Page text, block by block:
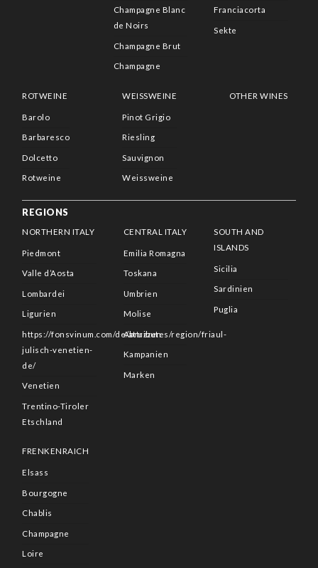
Champagne Blanc
de Noirs
Champagne Brut
Champagne
Franciacorta
Sekte
ROTWEINE
Barolo
Barbaresco
Dolcetto
Rotweine
WEISSWEINE
Pinot Grigio
Riesling
Sauvignon
Weissweine
OTHER WINES
REGIONS
NORTHERN ITALY
Piedmont
Valle d’Aosta
Lombardei
Ligurien
https://fonsvinum.com/de/attributes/region/friaul-
julisch-venetien-
de/
Venetien
Trentino-Tiroler
Etschland
CENTRAL ITALY
Emilia Romagna
Toskana
Umbrien
Molise
Abruzzen
Kampanien
Marken
SOUTH AND
ISLANDS
Sicilia
Sardinien
Puglia
FRENKENRAICH
Elsass
Bourgogne
Chablis
Champagne
Loire